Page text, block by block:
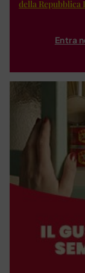
della Repubblica
Entra